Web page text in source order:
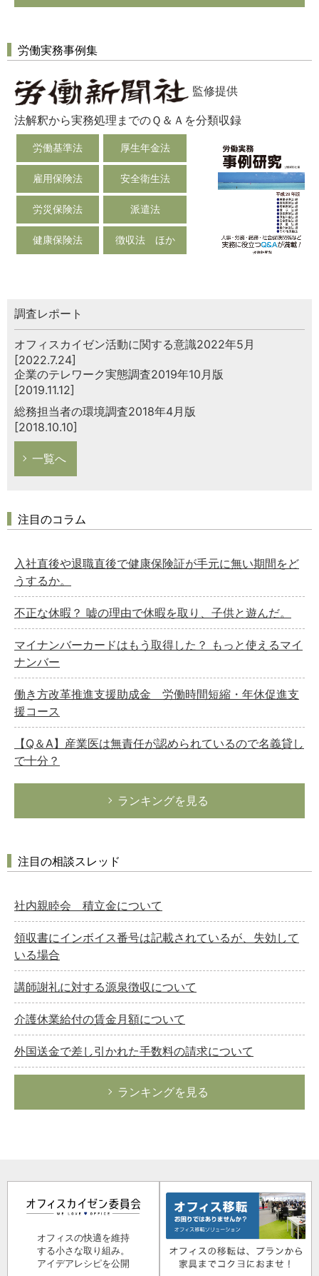
労働実務事例集
監修提供
法解釈から実務処理までのＱ＆Ａを分類収録
労働基準法 厚生年金法
雇用保険法 安全衛生法
労災保険法 派遣法
健康保険法 徴収法 ほか
調査レポート
オフィスカイゼン活動に関する意識2022年5月
[2022.7.24]
企業のテレワーク実態調査2019年10月版
[2019.11.12]
総務担当者の環境調査2018年4月版
[2018.10.10]
一覧へ
注目のコラム
入社直後や退職直後で健康保険証が手元に無い期間をど
うするか。
不正な休暇？ 嘘の理由で休暇を取り、子供と遊んだ。
マイナンバーカードはもう取得した？ もっと使えるマイ
ナンバー
働き方改革推進支援助成金 労働時間短縮・年休促進支
援コース
【Q＆A】産業医は無責任が認められているので名義貸し
で十分？
ランキングを見る
注目の相談スレッド
社内親睦会 積立金について
領収書にインボイス番号は記載されているが、失効して
いる場合
講師謝礼に対する源泉徴収について
介護休業給付の賃金月額について
外国送金で差し引かれた手数料の請求について
ランキングを見る
オフィスの快適を維持
する小さな取り組み。
アイデアレシピを公開